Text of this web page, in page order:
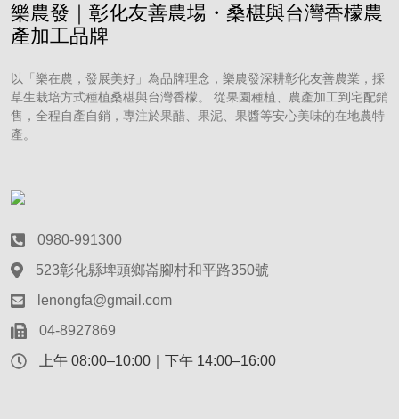
樂農發｜彰化友善農場・桑椹與台灣香檬農
產加工品牌
以「樂在農，發展美好」為品牌理念，樂農發深耕彰化友善農業，採
草生栽培方式種植桑椹與台灣香檬。 從果園種植、農產加工到宅配銷
售，全程自產自銷，專注於果醋、果泥、果醬等安心美味的在地農特
產。
0980-991300
523彰化縣埤頭鄉崙腳村和平路350號
lenongfa@gmail.com
04-8927869
上午 08:00–10:00｜下午 14:00–16:00